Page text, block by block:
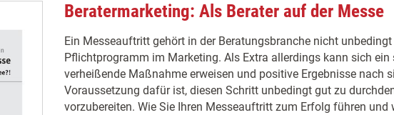
Beratermarketing: Als Berater auf der Messe
Ein Messeauftritt gehört in der Beratungsbranche nicht
Pflichtprogramm im Marketing. Als Extra allerdings kann sich ein
verheißende Maßnahme erweisen und positive Ergebnisse nach
Voraussetzung dafür ist, diesen Schritt unbedingt gut zu
vorzubereiten. Wie Sie Ihren Messeauftritt zum Erfolg führen und